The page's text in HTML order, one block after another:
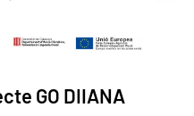
GO DIIANA